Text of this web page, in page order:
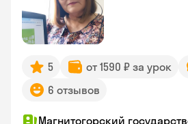
5 от 1590 ₽ за урок
6 отзывов
Магнитогорский